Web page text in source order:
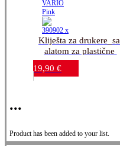
Kliješta za drukere_sa
alatom za plastične
drukere_Prym Love
VARIO Pink
19,90 €
...
Product has been added to your list.